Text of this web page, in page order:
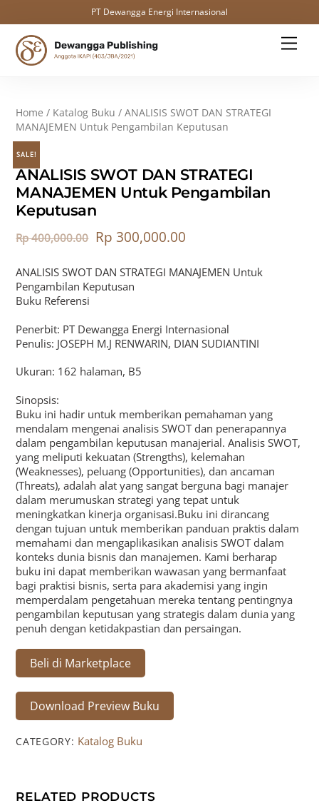
PT Dewangga Energi Internasional
content
Home / Katalog Buku / ANALISIS SWOT DAN STRATEGI
MANAJEMEN Untuk Pengambilan Keputusan
SALE!
ANALISIS SWOT DAN STRATEGI
MANAJEMEN Untuk Pengambilan
Keputusan
Rp400,000.00 Rp 300,000.00
ANALISIS SWOT DAN STRATEGI MANAJEMEN Untuk
Pengambilan Keputusan
Buku Referensi
Penerbit: PT Dewangga Energi Internasional
Penulis: JOSEPH M.J RENWARIN, DIAN SUDIANTINI
Ukuran: 162 halaman, B5
Sinopsis:
Buku ini hadir untuk memberikan pemahaman yang
mendalam mengenai analisis SWOT dan penerapannya
dalam pengambilan keputusan manajerial. Analisis SWOT,
yang meliputi kekuatan (Strengths), kelemahan
(Weaknesses), peluang (Opportunities), dan ancaman
(Threats), adalah alat yang sangat berguna bagi manajer
dalam merumuskan strategi yang tepat untuk
meningkatkan kinerja organisasi.Buku ini dirancang
dengan tujuan untuk memberikan panduan praktis dalam
memahami dan mengaplikasikan analisis SWOT dalam
konteks dunia bisnis dan manajemen. Kami berharap
buku ini dapat memberikan wawasan yang bermanfaat
bagi praktisi bisnis, serta para akademisi yang ingin
memperdalam pengetahuan mereka tentang pentingnya
pengambilan keputusan yang strategis dalam dunia yang
penuh dengan ketidakpastian dan persaingan.
Beli di Marketplace
Download Preview Buku
CATEGORY: Katalog Buku
RELATED PRODUCTS